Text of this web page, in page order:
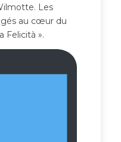
Les
au cœur du
Felicità ».